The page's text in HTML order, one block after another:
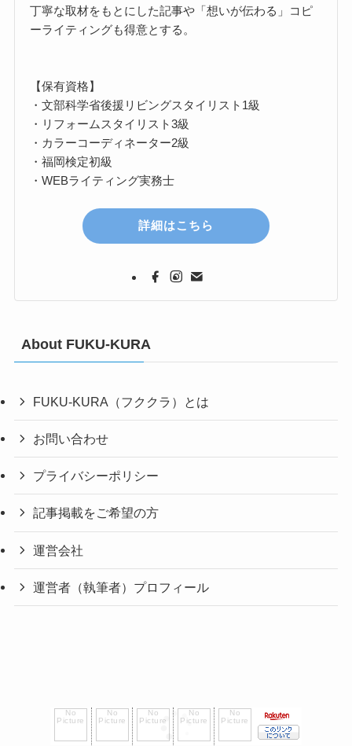
丁寧な取材をもとにした記事や「想いが伝わる」コピ
ーライティングも得意とする。
【保有資格】
・文部科学省後援リビングスタイリスト1級
・リフォームスタイリスト3級
・カラーコーディネーター2級
・福岡検定初級
・WEBライティング実務士
詳細はこちら
About FUKU-KURA
FUKU-KURA（フククラ）とは
お問い合わせ
プライバシーポリシー
記事掲載をご希望の方
運営会社
運営者（執筆者）プロフィール